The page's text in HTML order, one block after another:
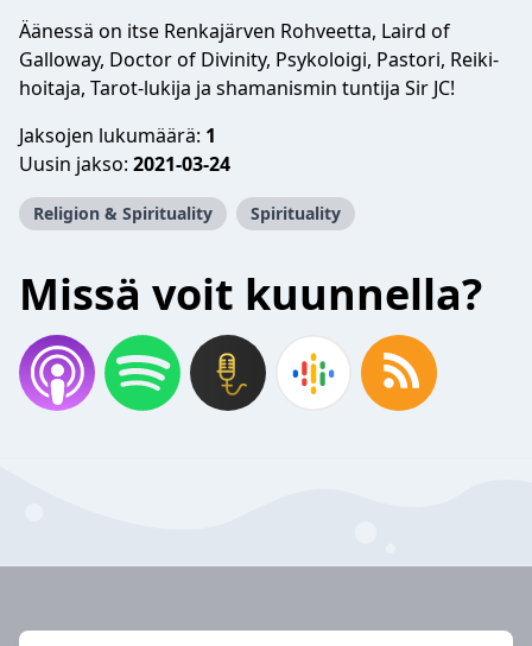
Äänessä on itse Renkajärven Rohveetta, Laird of
Galloway, Doctor of Divinity, Psykoloigi, Pastori, Reiki-
hoitaja, Tarot-lukija ja shamanismin tuntija Sir JC!
Jaksojen lukumäärä: 1
Uusin jakso: 2021-03-24
Religion & Spirituality Spirituality
Missä voit kuunnella?